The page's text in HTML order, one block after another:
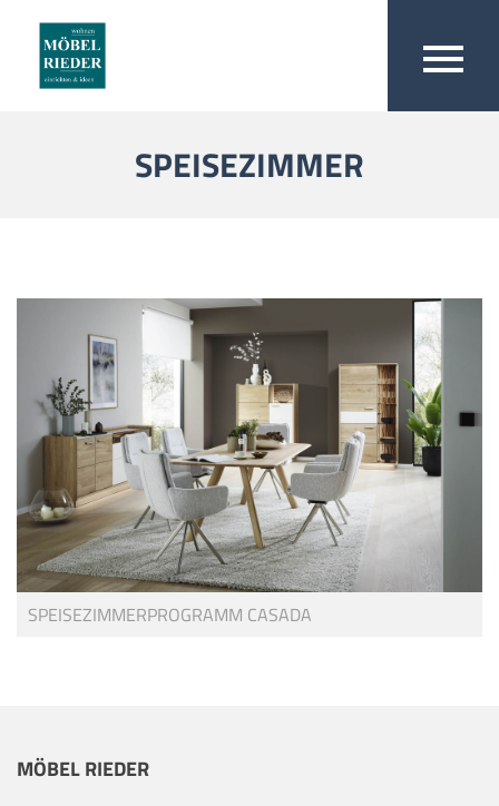
SPEISEZIMMER
SPEISEZIMMERPROGRAMM CASADA
MÖBEL RIEDER